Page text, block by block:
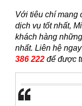
Với tiêu chí mang
dịch vụ tốt nhất,
khách hàng
nhất. Liên hệ
386 222 để được